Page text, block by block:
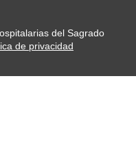
del Sagrado
de privacidad